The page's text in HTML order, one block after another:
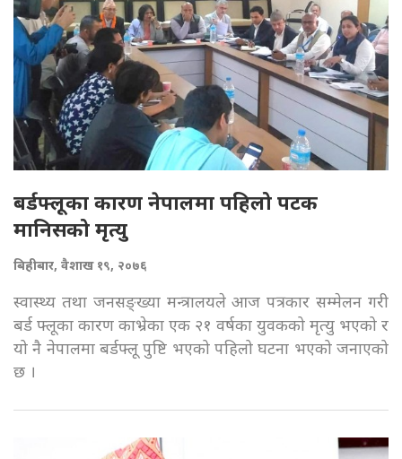
बर्डफ्लूका कारण नेपालमा पहिलो पटक
मानिसको मृत्यु
बिहीबार, वैशाख १९, २०७६
स्वास्थ्य तथा जनसङ्ख्या मन्त्रालयले आज पत्रकार सम्मेलन गरी
बर्ड फ्लूका कारण काभ्रेका एक २१ वर्षका युवकको मृत्यु भएको र
यो नै नेपालमा बर्डफ्लू पुष्टि भएको पहिलो घटना भएको जनाएको
छ ।